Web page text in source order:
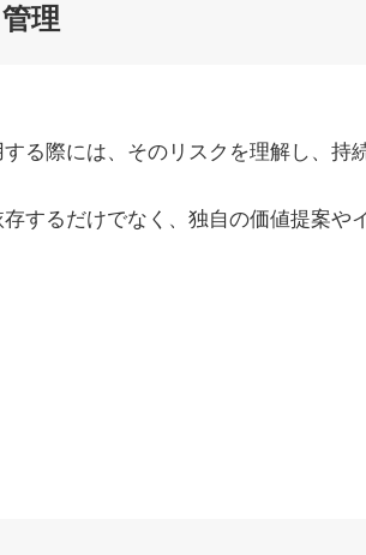
理
る際には、そのリスクを理解し、
存するだけでなく、独自の価値提案